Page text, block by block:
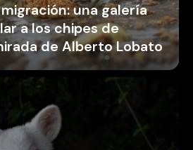
una galería
a los chipes de
de Alberto Lobato